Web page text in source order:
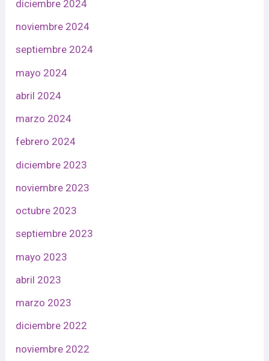
diciembre 2024
noviembre 2024
septiembre 2024
mayo 2024
abril 2024
marzo 2024
febrero 2024
diciembre 2023
noviembre 2023
octubre 2023
septiembre 2023
mayo 2023
abril 2023
marzo 2023
diciembre 2022
noviembre 2022